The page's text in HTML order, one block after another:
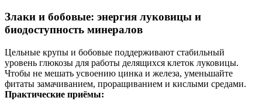
Злаки и бобовые: энергия луковицы и
биодоступность минералов
Цельные крупы и бобовые поддерживают стабильный
уровень глюкозы для работы делящихся клеток луковицы.
Чтобы не мешать усвоению цинка и железа, уменьшайте
фитаты замачиванием, проращиванием и кислыми средами.
Практические приёмы: